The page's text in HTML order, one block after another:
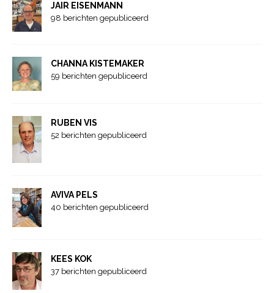
JAIR EISENMANN
98 berichten gepubliceerd
CHANNA KISTEMAKER
59 berichten gepubliceerd
RUBEN VIS
52 berichten gepubliceerd
AVIVA PELS
40 berichten gepubliceerd
KEES KOK
37 berichten gepubliceerd